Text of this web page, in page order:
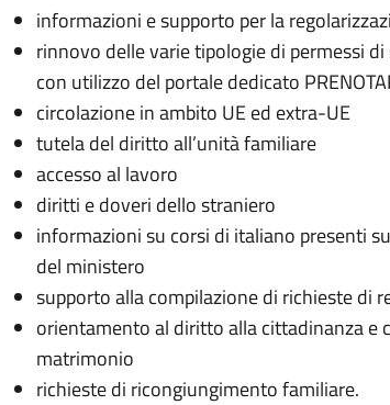
informazioni e supporto per la
rinnovo delle varie tipologie di permessi
con utilizzo del portale dedicato
circolazione in ambito UE ed extra-UE
tutela del diritto all’unità familiare
accesso al lavoro
diritti e doveri dello straniero
informazioni su corsi di italiano presenti
del ministero
supporto alla compilazione di richieste di
orientamento al diritto alla cittadinanza e
matrimonio
richieste di ricongiungimento familiare.